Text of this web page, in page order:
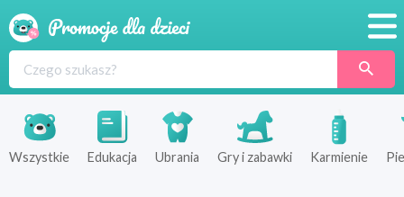
Produkty
Sklepy
Wszystkie Edukacja Ubrania Gry i zabawki Karmienie